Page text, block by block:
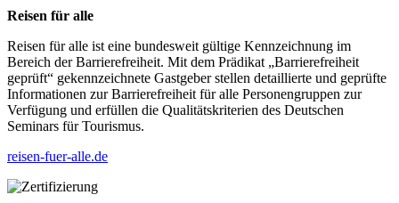
Reisen für alle
Reisen für alle ist eine bundesweit gültige Kennzeichnung im
Bereich der Barrierefreiheit. Mit dem Prädikat „Barrierefreiheit
geprüft“ gekennzeichnete Gastgeber stellen detaillierte und geprüfte
Informationen zur Barrierefreiheit für alle Personengruppen zur
Verfügung und erfüllen die Qualitätskriterien des Deutschen
Seminars für Tourismus.
reisen-fuer-alle.de